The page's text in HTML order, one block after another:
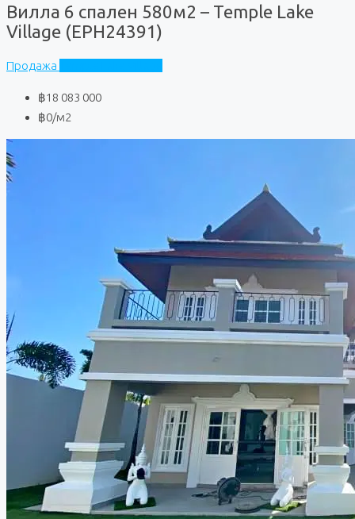
Вилла 6 спален 580м2 – Temple Lake
Village (EPH24391)
Продажа
฿18 083 000
฿0/м2